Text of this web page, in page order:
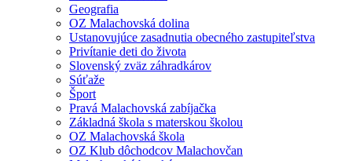
Geografia
OZ Malachovská dolina
Ustanovujúce zasadnutia obecného zastupiteľstva
Privítanie deti do života
Slovenský zväz záhradkárov
Súťaže
Šport
Pravá Malachovská zabíjačka
Základná škola s materskou školou
OZ Malachovská škola
OZ Klub dôchodcov Malachovčan